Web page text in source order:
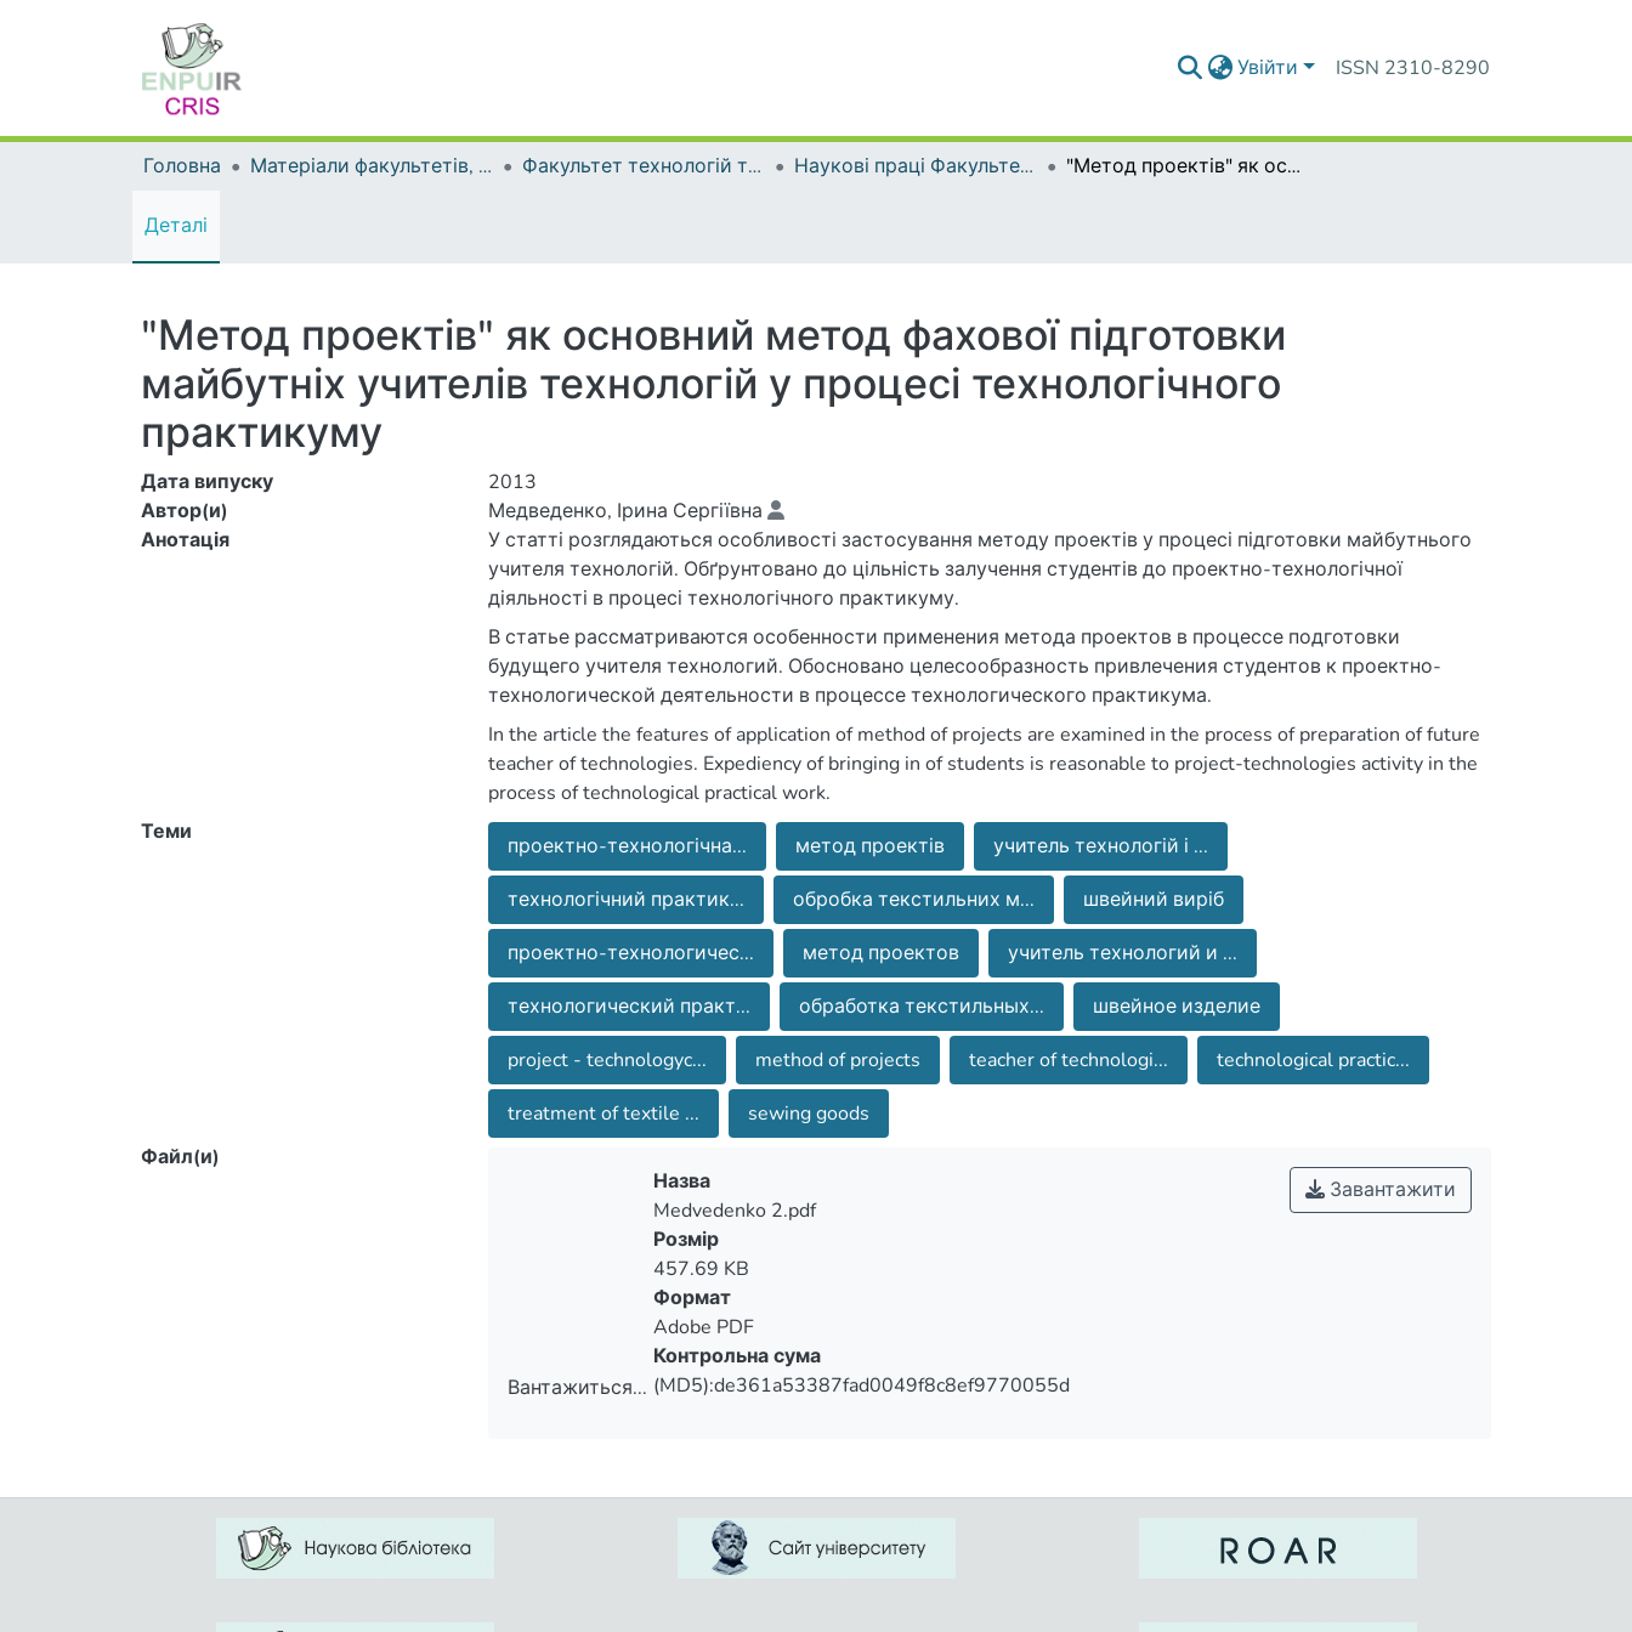
Увійти ISSN 2310-8290
Головна Матеріали факультетів, інститутів, підрозділів Факультет технологій та дизайну Наукові праці Факультету технологій та дизайну "Метод проектів" як основний метод фахової підготовки майбутніх учителів технологій у процесі технологічного практикуму
Деталі
"Метод проектів" як основний метод фахової підготовки
майбутніх учителів технологій у процесі технологічного
практикуму
Дата випуску
2013
Автор(и)
Медведенко, Ірина Сергіївна
Анотація
У статті розглядаються особливості застосування методу проектів у процесі підготовки майбутнього
учителя технологій. Обґрунтовано до цільність залучення студентів до проектно-технологічної
діяльності в процесі технологічного практикуму.
В статье рассматриваются особенности применения метода проектов в процессе подготовки
будущего учителя технологий. Обосновано целесообразность привлечения студентов к проектно-
технологической деятельности в процессе технологического практикума.
In the article the features of application of method of projects are examined in the process of preparation of future
teacher of technologies. Expediency of bringing in of students is reasonable to project-technologies activity in the
process of technological practical work.
Теми
проектно-технологічна... метод проектів
учитель технологій і ...
технологічний практик...
обробка текстильних м...
швейний виріб
проектно-технологичес...
метод проектов
учитель технологий и ...
технологический практ...
обработка текстильных...
швейное изделие
project - technologyc...
method of projects teacher of technologi...
technological practic...
treatment of textile ...
sewing goods
Файл(и)
Вантажиться...
Завантажити
Назва
Medvedenko 2.pdf
Розмір
457.69 KB
Формат
Adobe PDF
Контрольна сума
(MD5):de361a53387fad0049f8c8ef9770055d